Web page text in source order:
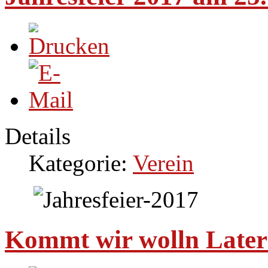
Details
Kategorie: Verein
Kommt wir wolln